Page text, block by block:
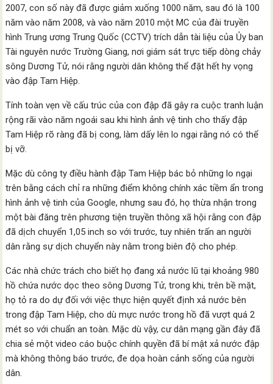
2007, con số này đã được giảm xuống 1000 năm, sau đó là 100
năm vào năm 2008, và vào năm 2010 một MC của đài truyền
hình Trung ương Trung Quốc (CCTV) trích dẫn tài liệu của Ủy ban
Tài nguyên nước Trường Giang, nơi giám sát trực tiếp dòng chảy
sông Dương Tử, nói rằng người dân không thể đặt hết hy vọng
vào đập Tam Hiệp.
Tính toàn vẹn về cấu trúc của con đập đã gây ra cuộc tranh luận
rộng rãi vào năm ngoái sau khi hình ảnh vệ tinh cho thấy đập
Tam Hiệp rõ ràng đã bị cong, làm dấy lên lo ngại rằng nó có thể
bị vỡ.
Mặc dù công ty điều hành đập Tam Hiệp bác bỏ những lo ngại
trên bằng cách chỉ ra những điểm không chính xác tiềm ẩn trong
hình ảnh vệ tinh của Google, nhưng sau đó, họ thừa nhận trong
một bài đăng trên phương tiện truyền thông xã hội rằng con đập
đã dịch chuyển 1,05 inch so với trước, tuy nhiên trấn an người
dân rằng sự dịch chuyển này nằm trong biên độ cho phép.
Các nhà chức trách cho biết họ đang xả nước lũ tại khoảng 980
hồ chứa nước dọc theo sông Dương Tử, trong khi, trên bề mặt,
họ tỏ ra do dự đối với việc thực hiện quyết định xả nước bên
trong đập Tam Hiệp, cho dù mực nước trong hồ đã vượt quá 2
mét so với chuẩn an toàn. Mặc dù vậy, cư dân mạng gần đây đã
chia sẻ một video cáo buộc chính quyền đã bí mật xả nước đập
mà không thông báo trước, đe dọa hoàn cảnh sống của người
dân.